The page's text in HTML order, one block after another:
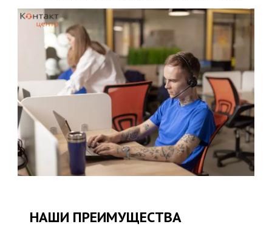
НАШИ ПРЕИМУЩЕСТВА